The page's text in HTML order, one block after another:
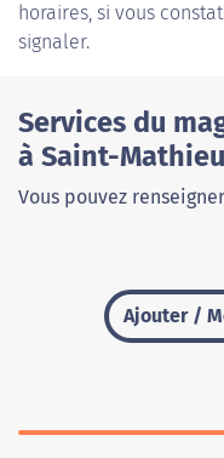
horaires, si vous
signaler.
Services du
à Saint-
Vous pouvez
Ajouter /